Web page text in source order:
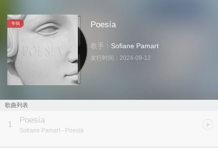
专辑 Poesía
歌手： Sofiane Pamart
发行时间： 2024-09-12
歌曲列表
1 Poesía
Sofiane Pamart - Poesía